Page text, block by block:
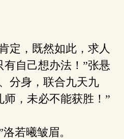
，既然如此，求人
自己想办法！”张悬
分身，联合九天九
，未必不能获胜！”
曦皱眉。